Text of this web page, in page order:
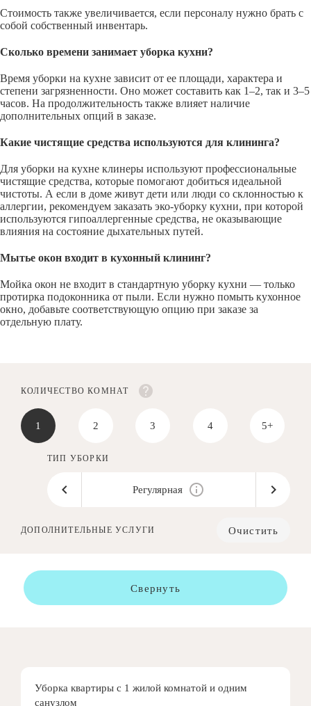
Стоимость также увеличивается, если персоналу нужно брать с
собой собственный инвентарь.
Сколько времени занимает уборка кухни?
Время уборки на кухне зависит от ее площади, характера и
степени загрязненности. Оно может составить как 1–2, так и 3–5
часов. На продолжительность также влияет наличие
дополнительных опций в заказе.
Какие чистящие средства используются для клининга?
Для уборки на кухне клинеры используют профессиональные
чистящие средства, которые помогают добиться идеальной
чистоты. А если в доме живут дети или люди со склонностью к
аллергии, рекомендуем заказать эко-уборку кухни, при которой
используются гипоаллергенные средства, не оказывающие
влияния на состояние дыхательных путей.
Мытье окон входит в кухонный клининг?
Мойка окон не входит в стандартную уборку кухни — только
протирка подоконника от пыли. Если нужно помыть кухонное
окно, добавьте соответствующую опцию при заказе за
отдельную плату.
КОЛИЧЕСТВО КОМНАТ
1 2 3 4 5+
ТИП УБОРКИ
Регулярная
ДОПОЛНИТЕЛЬНЫЕ УСЛУГИ Очистить
Свернуть
Уборка квартиры с 1 жилой комнатой и одним
санузлом